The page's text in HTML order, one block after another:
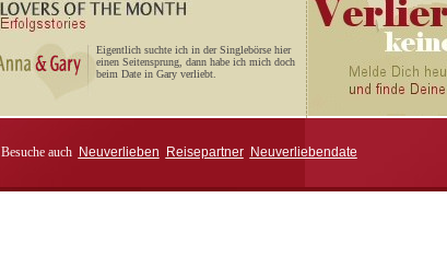
Eigentlich suchte ich in der Singlebörse hier
einen Seitensprung, dann habe ich mich doch
beim Date in Gary verliebt.
Besuche auch Neuverlieben Reisepartner Neuverliebendate